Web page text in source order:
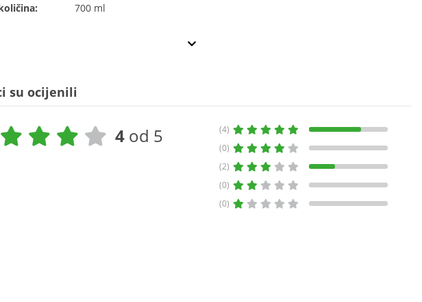
700 ml
su ocijenili
4 od 5
(4)
(0)
(2)
(0)
(0)